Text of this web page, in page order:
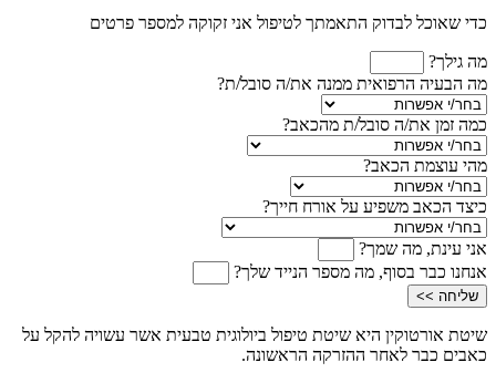
כדי שאוכל לבדוק התאמתך לטיפול אני זקוקה למספר פרטים
מה גילך?
מה הבעיה הרפואית ממנה את/ה סובל/ת?
כמה זמן את/ה סובל/ת מהכאב?
מהי עוצמת הכאב?
כיצד הכאב משפיע על אורח חייך?
אני עינת, מה שמך?
אנחנו כבר בסוף, מה מספר הנייד שלך?
שליחה >>
שיטת אורטוקין היא שיטת טיפול ביולוגית טבעית אשר עשויה להקל על
כאבים כבר לאחר ההזרקה הראשונה.